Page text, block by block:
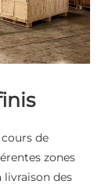
de
zones
des